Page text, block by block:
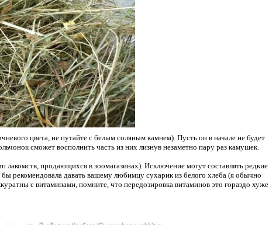
цвета, не путайте с белым соляным камнем). Пусть он в начале не будет
сможет восполнить часть из них лизнув незаметно пару раз камушек.
лакомств, продающихся в зоомагазинах). Исключение могут составлять редкие
рекомендовала давать вашему любимцу сухарик из белого хлеба (я обычно
с витаминами, помните, что передозировка витаминов это гораздо хуже